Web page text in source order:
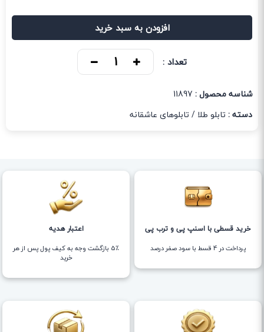
افزودن به سبد خرید
تعداد :
شناسه محصول : 11897
دسته : تابلو طلا / تابلوهای عاشقانه
خرید قسطی با اسنپ پی و ترب پی
پرداخت در 4 قسط با سود صفر درصد
اعتبار هدیه
5٪ بازگشت وجه به کیف پول پس از هر
خرید